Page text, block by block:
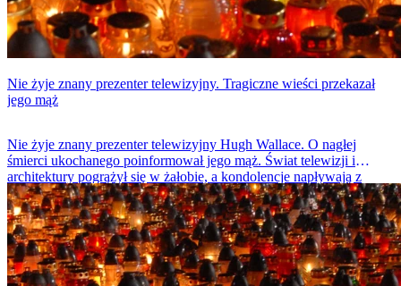
Nie żyje znany prezenter telewizyjny. Tragiczne wieści przekazał
jego mąż
Nie żyje znany prezenter telewizyjny Hugh Wallace. O nagłej
śmierci ukochanego poinformował jego mąż. Świat telewizji i
architektury pogrążył się w żałobie, a kondolencje napływają z
całego świata.